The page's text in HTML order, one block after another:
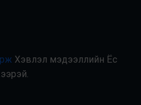
Хэвлэл мэдээллийн Ёс